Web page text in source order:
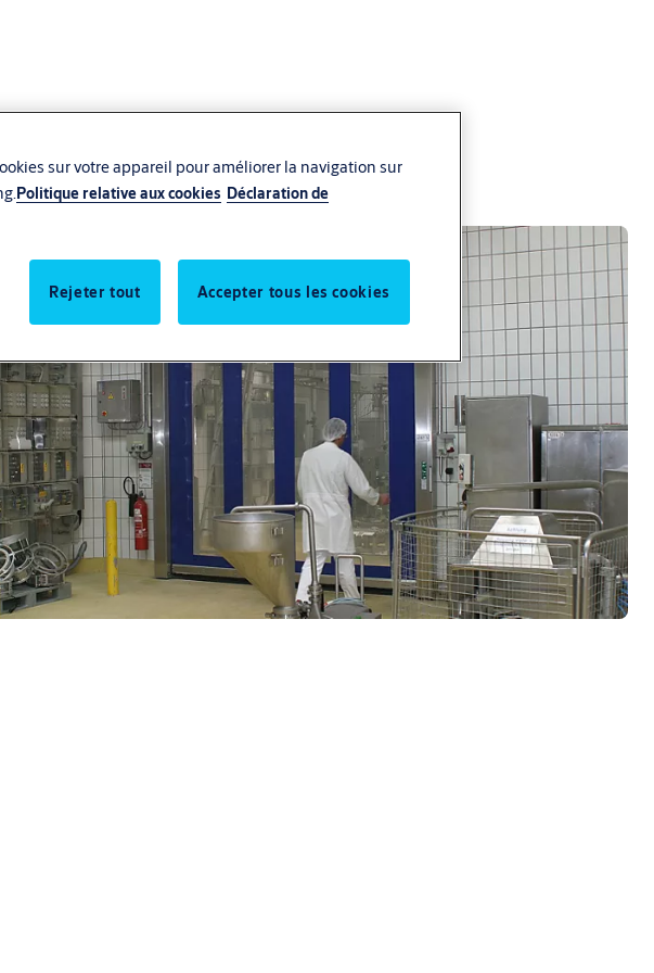
sur votre appareil pour améliorer la navigation sur
Politique relative aux cookies Déclaration de
Rejeter tout Accepter tous les cookies